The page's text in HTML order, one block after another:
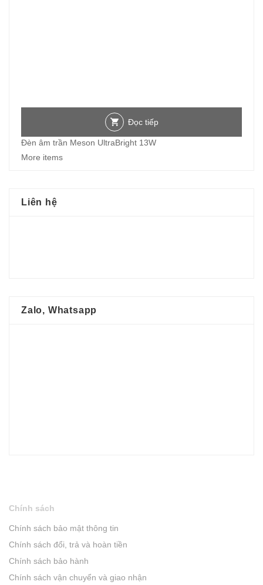
Đọc tiếp
Đèn âm trần Meson UltraBright 13W
More items
Liên hệ
Zalo, Whatsapp
Chính sách
Chính sách bảo mật thông tin
Chính sách đổi, trả và hoàn tiền
Chính sách bảo hành
Chính sách vận chuyển và giao nhận